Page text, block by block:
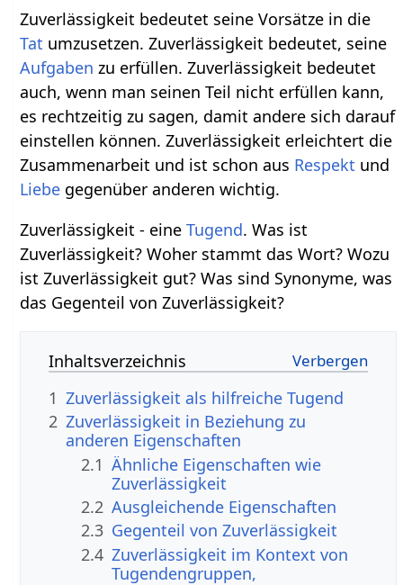
Zuverlässigkeit bedeutet seine Vorsätze in die
Tat umzusetzen. Zuverlässigkeit bedeutet, seine
Aufgaben zu erfüllen. Zuverlässigkeit bedeutet
auch, wenn man seinen Teil nicht erfüllen kann,
es rechtzeitig zu sagen, damit andere sich darauf
einstellen können. Zuverlässigkeit erleichtert die
Zusammenarbeit und ist schon aus Respekt und
Liebe gegenüber anderen wichtig.
Zuverlässigkeit - eineTugend. Was ist
Zuverlässigkeit? Woher stammt das Wort? Wozu
ist Zuverlässigkeit gut? Was sind Synonyme, was
das Gegenteil von Zuverlässigkeit?
Inhaltsverzeichnis
1 Zuverlässigkeit als hilfreiche Tugend
2 Zuverlässigkeit in Beziehung zu
anderen Eigenschaften
2.1 Ähnliche Eigenschaften wie
Zuverlässigkeit
2.2 Ausgleichende Eigenschaften
2.3 Gegenteil von Zuverlässigkeit
2.4 Zuverlässigkeit im Kontext von
Tugendengruppen,